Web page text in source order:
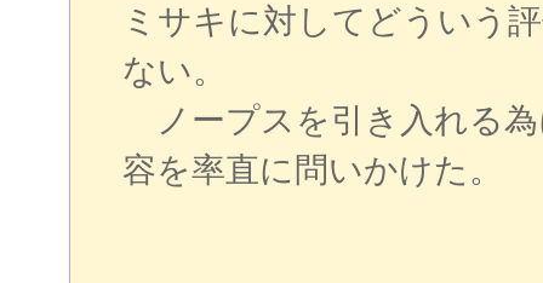
ミサキに対してどういう
ない。
ノープスを引き入れる
容を率直に問いかけた。